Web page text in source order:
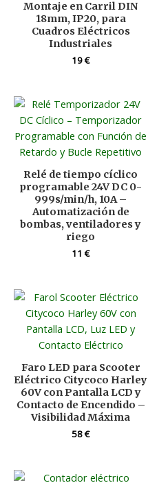
Montaje en Carril DIN
18mm, IP20, para
Cuadros Eléctricos
Industriales
19€
Relé de tiempo cíclico
programable 24V DC 0-
999s/min/h, 10A –
Automatización de
bombas, ventiladores y
riego
11€
Faro LED para Scooter
Eléctrico Citycoco Harley
60V con Pantalla LCD y
Contacto de Encendido –
Visibilidad Máxima
58€